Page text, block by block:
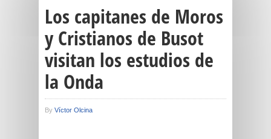
Los capitanes de Moros
y Cristianos de Busot
visitan los estudios de
la Onda
By Víctor Olcina